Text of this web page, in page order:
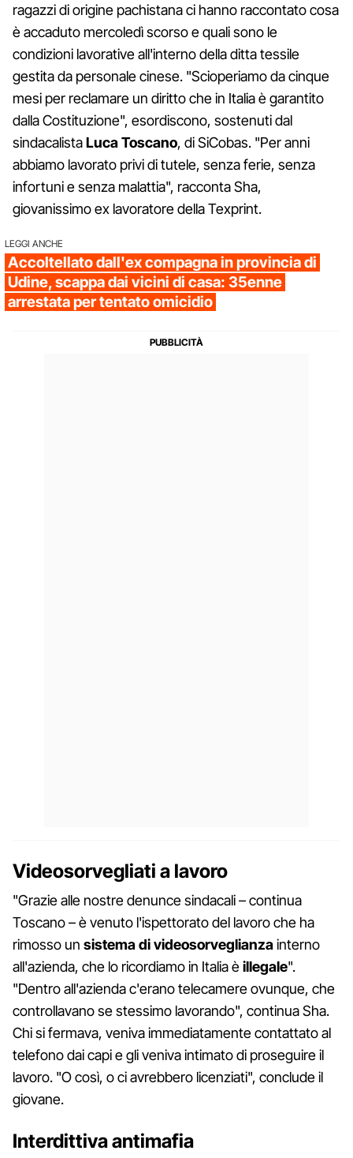
ragazzi di origine pachistana ci hanno raccontato cosa
è accaduto mercoledì scorso e quali sono le
condizioni lavorative all'interno della ditta tessile
gestita da personale cinese. "Scioperiamo da cinque
mesi per reclamare un diritto che in Italia è garantito
dalla Costituzione", esordiscono, sostenuti dal
sindacalistaLuca Toscano, di SiCobas. "Per anni
abbiamo lavorato privi di tutele, senza ferie, senza
infortuni e senza malattia", racconta Sha,
giovanissimo ex lavoratore della Texprint.
LEGGI ANCHE
Accoltellato dall'ex compagna in provincia di
Udine, scappa dai vicini di casa: 35enne
arrestata per tentato omicidio
Videosorvegliati a lavoro
"Grazie alle nostre denunce sindacali – continua
Toscano – è venuto l'ispettorato del lavoro che ha
rimosso un sistema di videosorveglianzainterno
all'azienda, che lo ricordiamo in Italia èillegale".
"Dentro all'azienda c'erano telecamere ovunque, che
controllavano se stessimo lavorando", continua Sha.
Chi si fermava, veniva immediatamente contattato al
telefono dai capi e gli veniva intimato di proseguire il
lavoro. "O così, o ci avrebbero licenziati", conclude il
giovane.
Interdittiva antimafia